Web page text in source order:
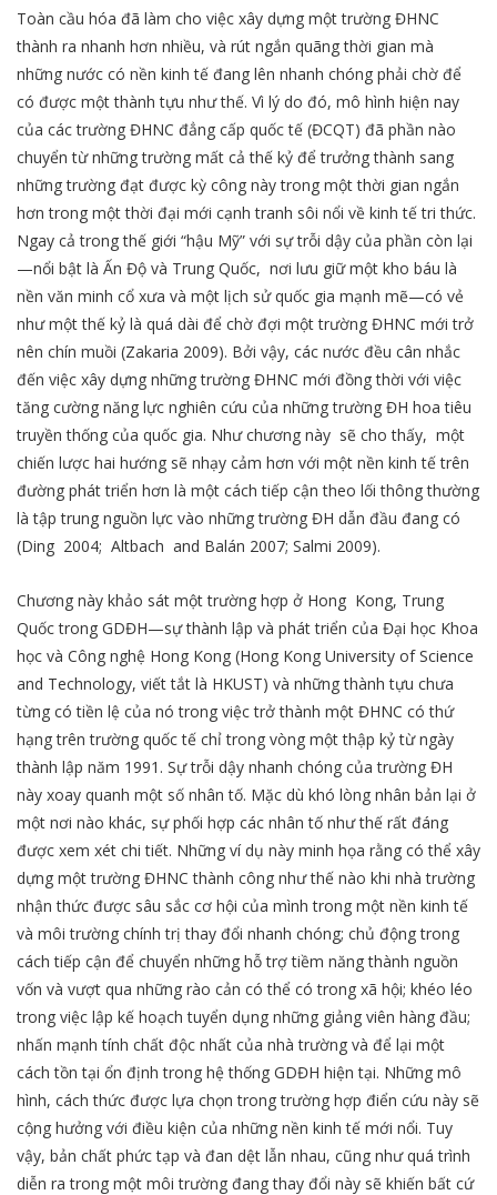
Toàn cầu hóa đã làm cho việc xây dựng một trường ĐHNC
thành ra nhanh hơn nhiều, và rút ngắn quãng thời gian mà
những nước có nền kinh tế đang lên nhanh chóng phải chờ để
có được một thành tựu như thế. Vì lý do đó, mô hình hiện nay
của các trường ĐHNC đẳng cấp quốc tế (ĐCQT) đã phần nào
chuyển từ những trường mất cả thế kỷ để trưởng thành sang
những trường đạt được kỳ công này trong một thời gian ngắn
hơn trong một thời đại mới cạnh tranh sôi nổi về kinh tế tri thức.
Ngay cả trong thế giới “hậu Mỹ” với sự trỗi dậy của phần còn lại
—nổi bật là Ấn Độ và Trung Quốc, nơi lưu giữ một kho báu là
nền văn minh cổ xưa và một lịch sử quốc gia mạnh mẽ—có vẻ
như một thế kỷ là quá dài để chờ đợi một trường ĐHNC mới trở
nên chín muồi (Zakaria 2009). Bởi vậy, các nước đều cân nhắc
đến việc xây dựng những trường ĐHNC mới đồng thời với việc
tăng cường năng lực nghiên cứu của những trường ĐH hoa tiêu
truyền thống của quốc gia. Như chương này sẽ cho thấy, một
chiến lược hai hướng sẽ nhạy cảm hơn với một nền kinh tế trên
đường phát triển hơn là một cách tiếp cận theo lối thông thường
là tập trung nguồn lực vào những trường ĐH dẫn đầu đang có
(Ding 2004; Altbach and Balán 2007; Salmi 2009).
Chương này khảo sát một trường hợp ở Hong Kong, Trung
Quốc trong GDĐH—sự thành lập và phát triển của Đại học Khoa
học và Công nghệ Hong Kong (Hong Kong University of Science
and Technology, viết tắt là HKUST) và những thành tựu chưa
từng có tiền lệ của nó trong việc trở thành một ĐHNC có thứ
hạng trên trường quốc tế chỉ trong vòng một thập kỷ từ ngày
thành lập năm 1991. Sự trỗi dậy nhanh chóng của trường ĐH
này xoay quanh một số nhân tố. Mặc dù khó lòng nhân bản lại ở
một nơi nào khác, sự phối hợp các nhân tố như thế rất đáng
được xem xét chi tiết. Những ví dụ này minh họa rằng có thể xây
dựng một trường ĐHNC thành công như thế nào khi nhà trường
nhận thức được sâu sắc cơ hội của mình trong một nền kinh tế
và môi trường chính trị thay đổi nhanh chóng; chủ động trong
cách tiếp cận để chuyển những hỗ trợ tiềm năng thành nguồn
vốn và vượt qua những rào cản có thể có trong xã hội; khéo léo
trong việc lập kế hoạch tuyển dụng những giảng viên hàng đầu;
nhấn mạnh tính chất độc nhất của nhà trường và để lại một
cách tồn tại ổn định trong hệ thống GDĐH hiện tại. Những mô
hình, cách thức được lựa chọn trong trường hợp điển cứu này sẽ
cộng hưởng với điều kiện của những nền kinh tế mới nổi. Tuy
vậy, bản chất phức tạp và đan dệt lẫn nhau, cũng như quá trình
diễn ra trong một môi trường đang thay đổi này sẽ khiến bất cứ